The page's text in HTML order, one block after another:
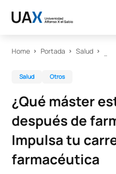
Home Portada Salud
Salud Otros
¿Qué máster
después de
Impulsa tu
farmacéutica